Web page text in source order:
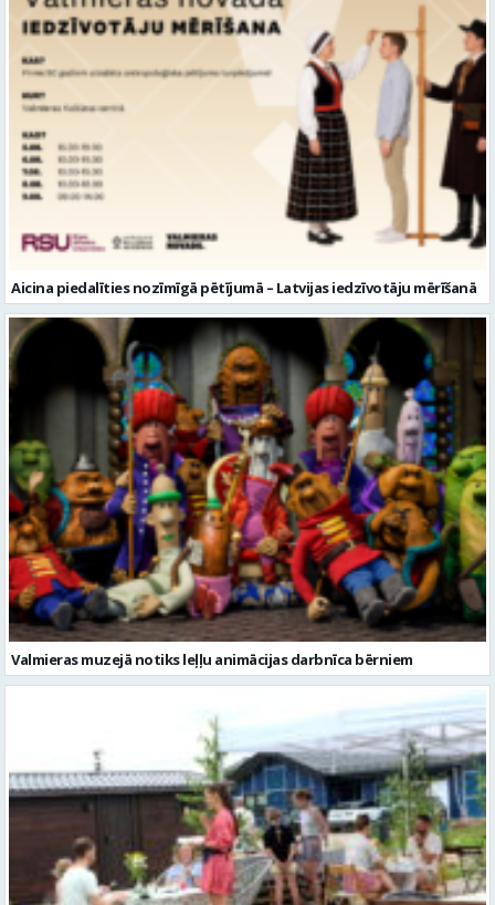
Aicina piedalīties nozīmīgā pētījumā – Latvijas iedzīvotāju mērīšanā
Valmieras muzejā notiks leļļu animācijas darbnīca bērniem